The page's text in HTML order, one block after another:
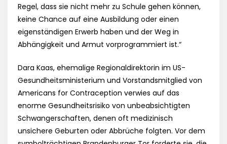
Regel, dass sie nicht mehr zu Schule gehen können,
keine Chance auf eine Ausbildung oder einen
eigenständigen Erwerb haben und der Weg in
Abhängigkeit und Armut vorprogrammiert ist.“
Dara Kaas, ehemalige Regionaldirektorin im US-
Gesundheitsministerium und Vorstandsmitglied von
Americans for Contraception verwies auf das
enorme Gesundheitsrisiko von unbeabsichtigten
Schwangerschaften, denen oft medizinisch
unsichere Geburten oder Abbrüche folgten. Vor dem